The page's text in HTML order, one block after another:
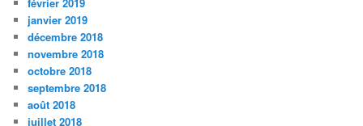
février 2019
janvier 2019
décembre 2018
novembre 2018
octobre 2018
septembre 2018
août 2018
juillet 2018